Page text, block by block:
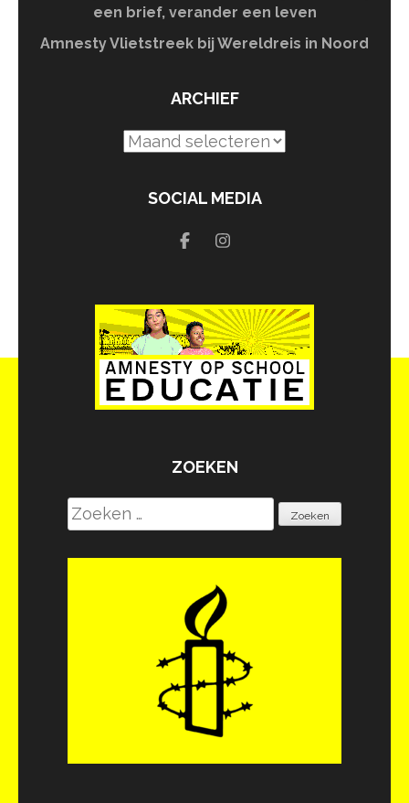
een brief, verander een leven
Amnesty Vlietstreek bij Wereldreis in Noord
ARCHIEF
Archief
SOCIAL MEDIA
ZOEKEN
Zoeken
naar: